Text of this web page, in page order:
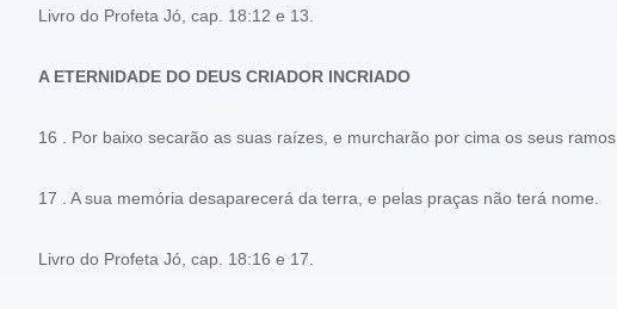
Livro do Profeta Jó, cap. 18:12 e 13.
A ETERNIDADE DO DEUS CRIADOR INCRIADO
16 . Por baixo secarão as suas raízes, e murcharão por cima os seus ramos.
17 . A sua memória desaparecerá da terra, e pelas praças não terá nome.
Livro do Profeta Jó, cap. 18:16 e 17.